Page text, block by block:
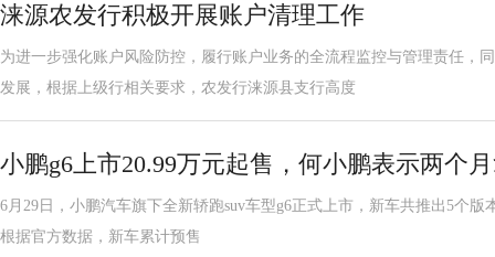
涞源农发行积极开展账户清理工作
为进一步强化账户风险防控，履行账户业务的全流程监控与管理责任，
发展，根据上级行相关要求，农发行涞源县支行高度
小鹏g6上市20.99万元起售，何小鹏表示两个
6月29日，小鹏汽车旗下全新轿跑suv车型g6正式上市，新车共推出5个版
根据官方数据，新车累计预售